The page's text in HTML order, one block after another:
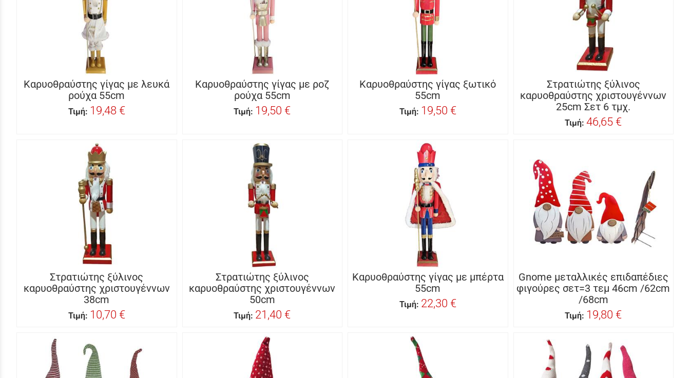
Καρυοθραύστης γίγας με λευκά
ρούχα 55cm
Τιμή: 19,48 €
Καρυοθραύστης γίγας με ροζ
ρούχα 55cm
Τιμή: 19,50 €
Καρυοθραύστης γίγας ξωτικό
55cm
Τιμή: 19,50 €
Στρατιώτης ξύλινος
καρυοθραύστης χριστουγέννων
25cm Σετ 6 τμχ.
Τιμή: 46,65 €
Στρατιώτης ξύλινος
καρυοθραύστης χριστουγέννων
38cm
Τιμή: 10,70 €
Στρατιώτης ξύλινος
καρυοθραύστης χριστουγέννων
50cm
Τιμή: 21,40 €
Καρυοθραύστης γίγας με μπέρτα
55cm
Τιμή: 22,30 €
Gnome μεταλλικές επιδαπέδιες
φιγούρες σετ=3 τεμ 46cm /62cm
/68cm
Τιμή: 19,80 €